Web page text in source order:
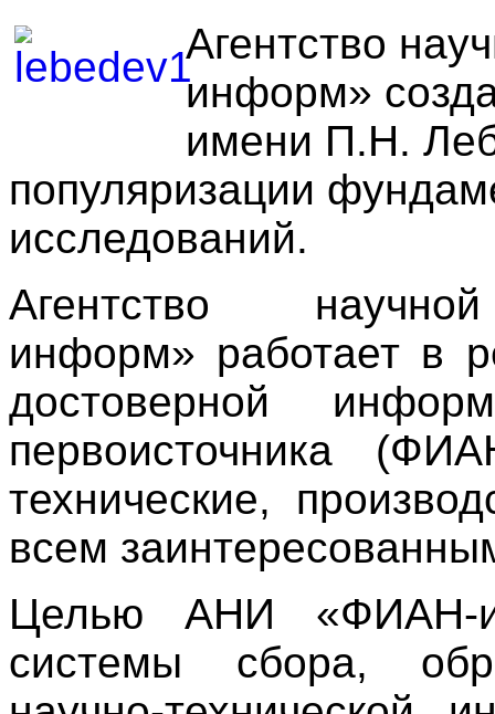
Агентство
информ»
имени П.Н.
популяризации
исследований.
Агентство
информ» работает в
достоверной
первоисточника
технические,
всем
Целью АНИ «ФИАН-
системы сбора,